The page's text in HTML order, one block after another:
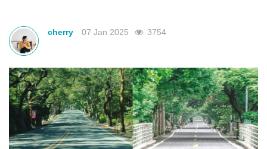
cherry 07 Jan 2025 3754